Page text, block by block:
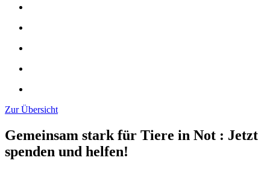
Zur Übersicht
Gemeinsam stark für Tiere in Not : Jetzt
spenden und helfen!